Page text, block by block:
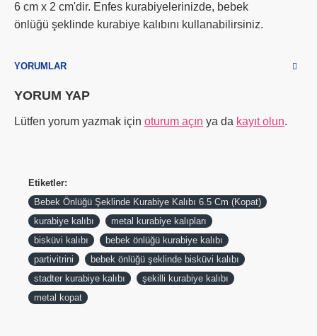
6 cm x 2 cm'dir. Enfes kurabiyelerinizde, bebek
önlüğü şeklinde kurabiye kalıbını kullanabilirsiniz.
YORUMLAR
YORUM YAP
Lütfen yorum yazmak için oturum açın ya da kayıt olun.
Etiketler:
Bebek Önlüğü Şeklinde Kurabiye Kalıbı 6.5 Cm (Kopat)
kurabiye kalıbı
metal kurabiye kalıpları
bisküvi kalıbı
bebek önlüğü kurabiye kalıbı
partivitrini
bebek önlüğü şeklinde bisküvi kalıbı
stadter kurabiye kalıbı
şekilli kurabiye kalıbı
metal kopat